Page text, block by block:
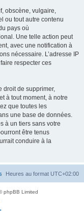
obscène, vulgaire,
ou tout autre contenu
pays où
Une telle action peut
avec une notification à
nécessaire. L’adresse IP
respecter ces
droit de supprimer,
à tout moment, à notre
que toutes les
une base de données.
à un tiers sans votre
être tenus
conduire à la
Heures au format UTC+02:00
phpBB Limited